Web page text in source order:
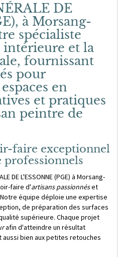
DE
à Morsang-
spécialiste
et la
fournissant
pour
en
et pratiques
peintre de
faire exceptionnel
professionnels
DE L'ESSONNE (PGE) à Morsang-
faire d'artisans passionnéset
équipe déploie une expertise
de préparation des surfaces
supérieure. Chaque projet
afin d'atteindre un résultat
bien aux petites retouches